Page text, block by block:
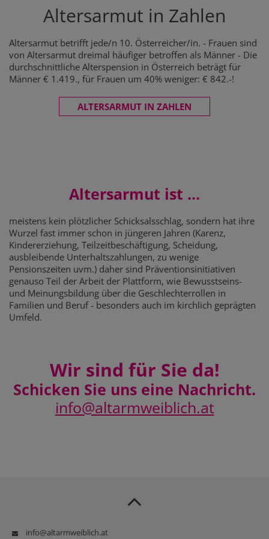
Altersarmut in Zahlen
Altersarmut betrifft jede/n 10. Österreicher/in. - Frauen sind
von Altersarmut dreimal häufiger betroffen als Männer - Die
durchschnittliche Alterspension in Österreich beträgt für
Männer € 1.419., für Frauen um 40% weniger: € 842.-!
ALTERSARMUT IN ZAHLEN
Altersarmut ist ...
meistens kein plötzlicher Schicksalsschlag, sondern hat ihre
Wurzel fast immer schon in jüngeren Jahren (Karenz,
Kindererziehung, Teilzeitbeschäftigung, Scheidung,
ausbleibende Unterhaltszahlungen, zu wenige
Pensionszeiten uvm.) daher sind Präventionsinitiativen
genauso Teil der Arbeit der Plattform, wie Bewusstseins-
und Meinungsbildung über die Geschlechterrollen in
Familien und Beruf - besonders auch im kirchlich geprägten
Umfeld.
Wir sind für Sie da!
Schicken Sie uns eine Nachricht.
info@altarmweiblich.at
info@altarmweiblich.at